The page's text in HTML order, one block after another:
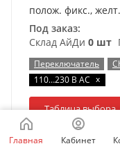
полож. фикс.,
Под заказ:
Склад АйДи 0 шт
Переключатель
110…230 В AC x
Таблица выбора
1 711 ₽/шт
Главная Кабинет